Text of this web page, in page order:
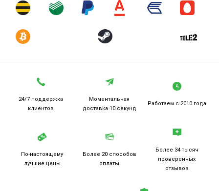
24/7 поддержка
клиентов
Моментальная
доставка 10 секунд
Работаем с 2010 года
По-настоящему
лучшие цены
Более 20 способов
оплаты
Более 34 тысяч
проверенных
отзывов